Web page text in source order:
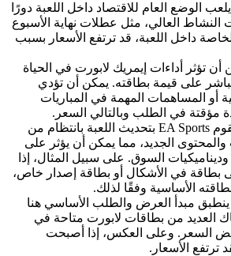
يلعب الوضع العام للاقتصاد داخل اللعبة دورًا
النشاط العالي، مثل عطلات نهاية الأسبوع
الخاصة داخل اللعبة، قد ترتفع الأسعار بسبب
أن تؤثر أداءات إيمريك لابورت في الحياة
على قيمة بطاقته. يمكن أن تؤدي
أو المساهمات المهمة في المباريات
مؤقتة في الطلب وبالتالي السعر.
تقوم EA Sports بتحديث اللعبة بانتظام من
الجديد، مما يمكن أن يؤثر على
وديناميكيات السوق. على سبيل المثال، إذا
في الأشكال أو بطاقة إصدار خاص،
الأساسية وفقًا لذلك.
ينطبق مبدأ العرض والطلب الأساسي هنا
العديد من بطاقات لابورت متاحة في
السعر. وعلى العكس، إذا أصبحت
ترتفع الأسعار.